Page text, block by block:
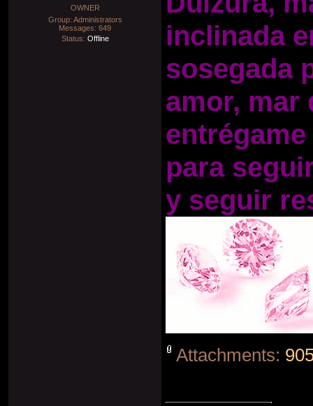
OWNER
Group: Administrators
Messages: 649
Status: Offline
inclinada
sosegada
amor, mar
para
y seguir
Attachments: